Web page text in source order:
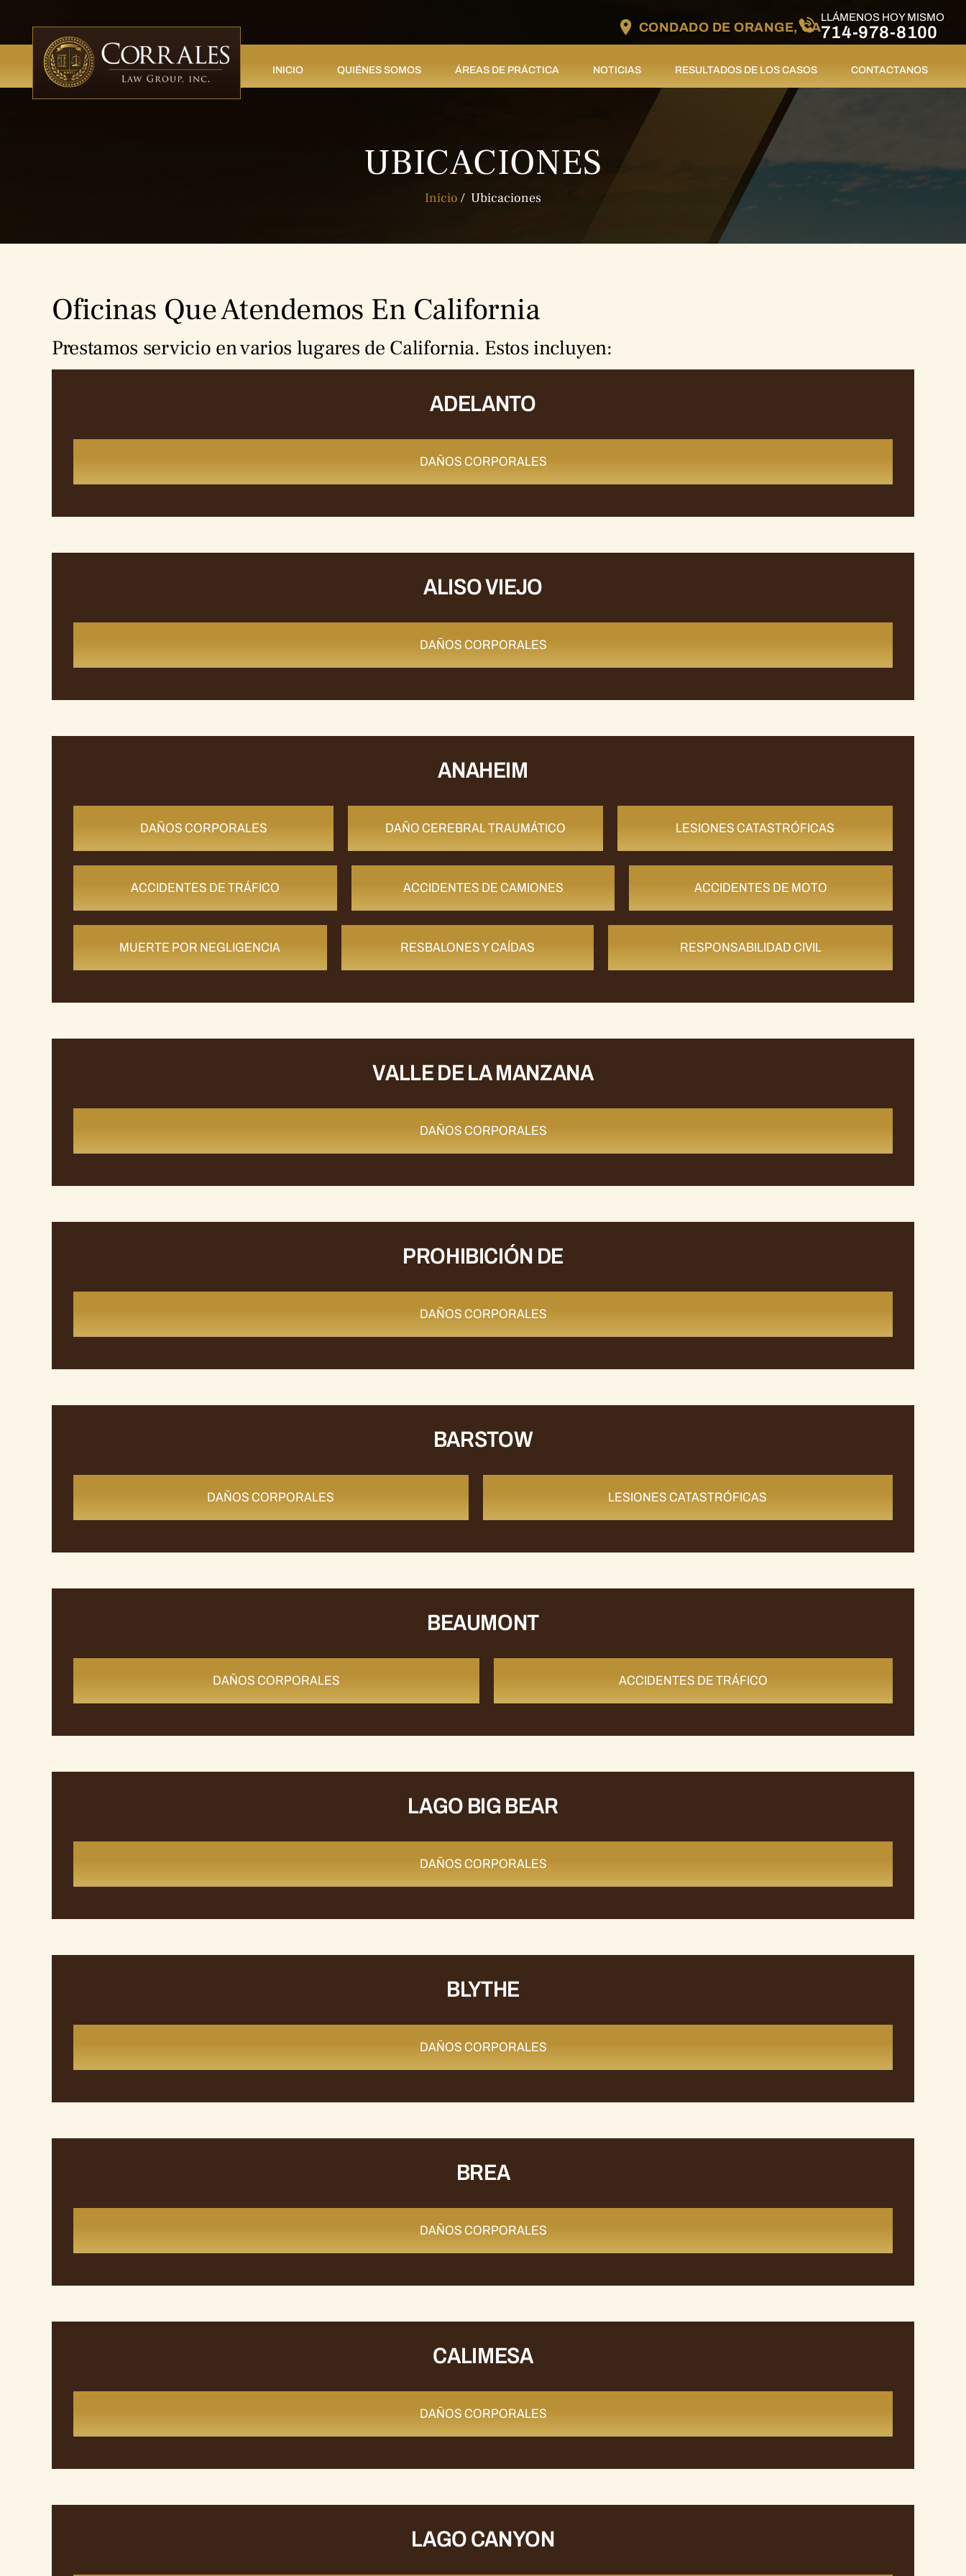
CONDADO DE ORANGE, CA
LLÁMENOS HOY MISMO
714-978-8100
INICIO QUIÉNES SOMOS ÁREAS DE PRÁCTICA NOTICIAS RESULTADOS DE LOS CASOS CONTACTANOS
UBICACIONES
Inicio / Ubicaciones
Oficinas Que Atendemos En California
Prestamos servicio en varios lugares de California. Estos incluyen:
ADELANTO
DAÑOS CORPORALES
ALISO VIEJO
DAÑOS CORPORALES
ANAHEIM
DAÑOS CORPORALES DAÑO CEREBRAL TRAUMÁTICO LESIONES CATASTRÓFICAS
ACCIDENTES DE TRÁFICO ACCIDENTES DE CAMIONES ACCIDENTES DE MOTO
MUERTE POR NEGLIGENCIA RESBALONES Y CAÍDAS RESPONSABILIDAD CIVIL
VALLE DE LA MANZANA
DAÑOS CORPORALES
PROHIBICIÓN DE
DAÑOS CORPORALES
BARSTOW
DAÑOS CORPORALES LESIONES CATASTRÓFICAS
BEAUMONT
DAÑOS CORPORALES ACCIDENTES DE TRÁFICO
LAGO BIG BEAR
DAÑOS CORPORALES
BLYTHE
DAÑOS CORPORALES
BREA
DAÑOS CORPORALES
CALIMESA
DAÑOS CORPORALES
LAGO CANYON